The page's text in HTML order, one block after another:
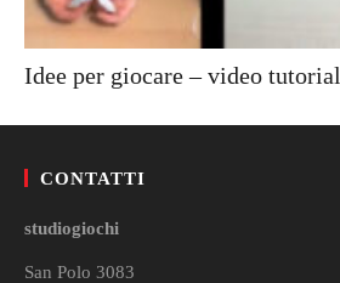
Idee per giocare – video tutorial
CONTATTI
studiogiochi
San Polo 3083